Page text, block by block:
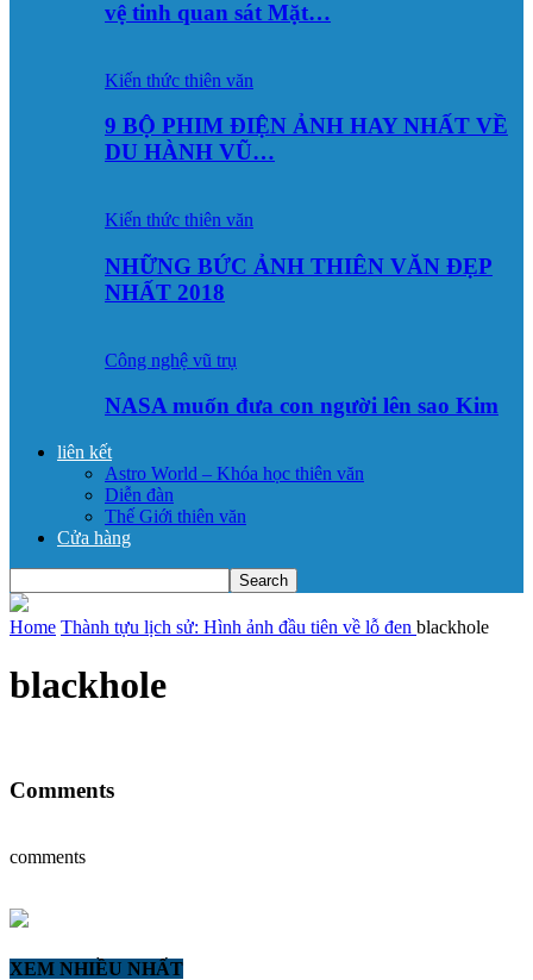
vệ tinh quan sát Mặt…
Kiến thức thiên văn
9 BỘ PHIM ĐIỆN ẢNH HAY NHẤT VỀ
DU HÀNH VŨ…
Kiến thức thiên văn
NHỮNG BỨC ẢNH THIÊN VĂN ĐẸP
NHẤT 2018
Công nghệ vũ trụ
NASA muốn đưa con người lên sao Kim
liên kết
Astro World – Khóa học thiên văn
Diễn đàn
Thế Giới thiên văn
Cửa hàng
Home Thành tựu lịch sử: Hình ảnh đầu tiên về lỗ đen blackhole
blackhole
Comments
comments
XEM NHIỀU NHẤT